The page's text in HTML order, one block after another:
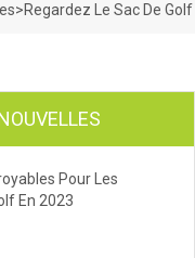
>Regardez Le Sac De
Pour Les
En 2023